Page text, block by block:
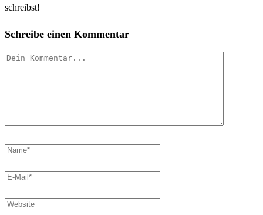
schreibst!
Schreibe einen Kommentar